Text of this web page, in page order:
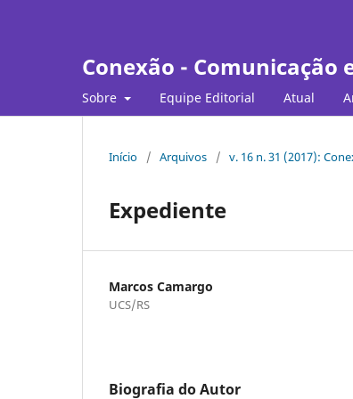
Conexão - Comunicação
Sobre Equipe Editorial Atual
Início / Arquivos / v. 16 n. 31 (2017):
Expediente
Marcos Camargo
UCS/RS
Biografia do Autor